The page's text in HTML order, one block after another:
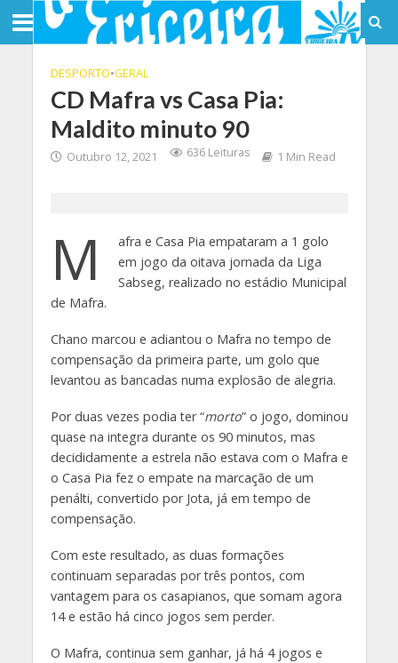
DESPORTO•GERAL
CD Mafra vs Casa Pia:
Maldito minuto 90
Outubro 12, 2021 636 Leituras 1 Min Read
M
afra e Casa Pia empataram a 1 golo
em jogo da oitava jornada da Liga
Sabseg, realizado no estádio Municipal
de Mafra.
Chano marcou e adiantou o Mafra no tempo de
compensação da primeira parte, um golo que
levantou as bancadas numa explosão de alegria.
Por duas vezes podia ter “morto” o jogo, dominou
quase na integra durante os 90 minutos, mas
decididamente a estrela não estava com o Mafra e
o Casa Pia fez o empate na marcação de um
penálti, convertido por Jota, já em tempo de
compensação.
Com este resultado, as duas formações
continuam separadas por três pontos, com
vantagem para os casapianos, que somam agora
14 e estão há cinco jogos sem perder.
O Mafra, continua sem ganhar, já há 4 jogos e